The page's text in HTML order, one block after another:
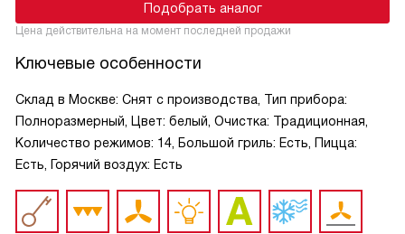
Подобрать аналог
Цена действительна на момент последней продажи
Ключевые особенности
Склад в Москве: Снят с производства, Тип прибора:
Полноразмерный, Цвет: белый, Очистка: Традиционная,
Количество режимов: 14, Большой гриль: Есть, Пицца:
Есть, Горячий воздух: Есть